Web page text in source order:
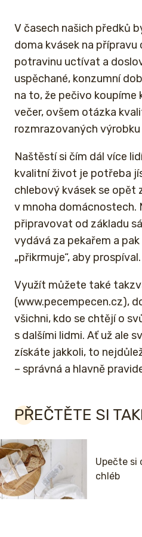
V časech našich předků
doma kvásek na
potravinu uctívat a
uspěchané, konzumní
na to, že pečivo koupíme
večer, ovšem otázka
rozmrazovaných
Naštěstí si čím dál více
kvalitní život je potřeba
chlebový kvásek se opět
v mnoha domácnostech.
připravovat od základu
vydává za pekařem a
„přikrmuje“, aby prospíval.
Využít můžete také
(www.pecempecen.cz),
všichni, kdo se chtějí o
s dalšími lidmi. Ať už ale
získáte jakkoli, to
– správná a hlavně
PŘEČTĚTE SI
Upečte si
chléb